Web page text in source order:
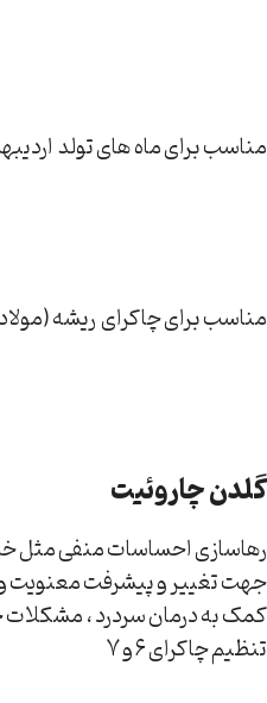
مناسب برای ماه های تولد
مناسب برای چاکرای ریشه
گلدن چاروئیت
رهاسازی احساسات منفی مثل
جهت تغییر و پیشرفت معنویت
کمک به درمان سردرد ،
تنظیم چاکرای 6 و 7